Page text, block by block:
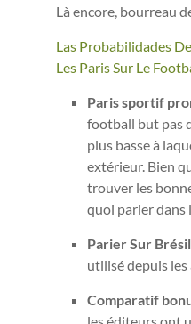
Là encore, bourreau
Las Probabilidades
Les Paris Sur Le
Paris sportif
football but pas
plus basse à
extérieur. Bien
trouver les
quoi parier dans
Parier Sur
utilisé depuis les
Comparatif